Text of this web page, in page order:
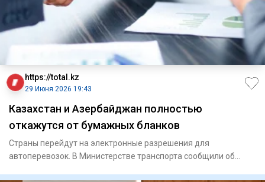
https://total.kz
29 Июня 2026 19:43
Казахстан и Азербайджан полностью
откажутся от бумажных бланков
Страны перейдут на электронные разрешения для
автоперевозок. В Министерстве транспорта сообщили об